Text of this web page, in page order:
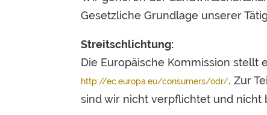
Gesetzliche Grundlage unserer
Streitschlichtung:
Die Europäische Kommission stellt
http://ec.europa.eu/consumers/odr/. Zur
sind wir nicht verpflichtet und nicht